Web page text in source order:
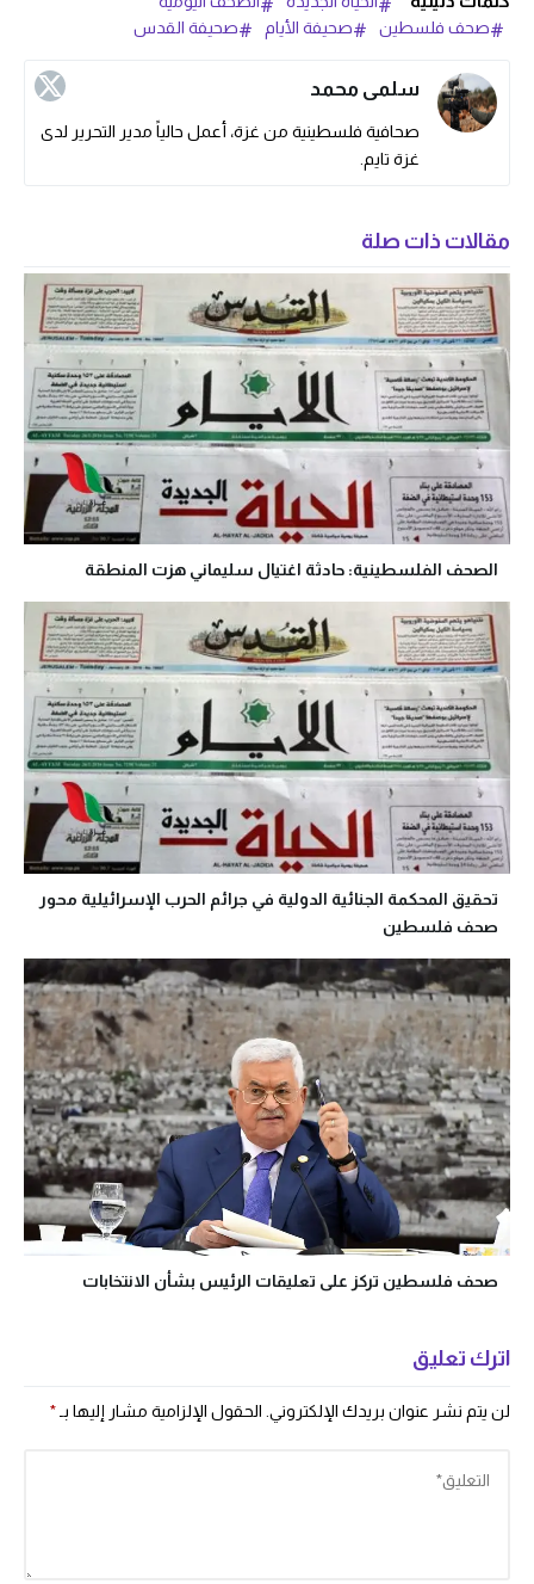
صحف فلسطين
صحيفة الأيام صحيفة القدس
سلمى محمد
صحافية فلسطينية من غزة، أعمل حالياً مدير التحرير لدى
غزة تايم.
مقالات ذات صلة
الصحف الفلسطينية: حادثة اغتيال سليماني هزت المنطقة
تحقيق المحكمة الجنائية الدولية في جرائم الحرب الإسرائيلية محور
صحف فلسطين
صحف فلسطين تركز على تعليقات الرئيس بشأن الانتخابات
اترك تعليق
لن يتم نشر عنوان بريدك الإلكتروني. الحقول الإلزامية مشار إليها بـ *